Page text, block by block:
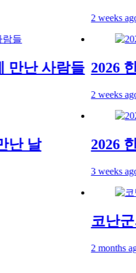
난 사람들
날
2 weeks ago2
2026 한
2 weeks ago
2026 한
3 weeks ago
코난군
2 months ago2